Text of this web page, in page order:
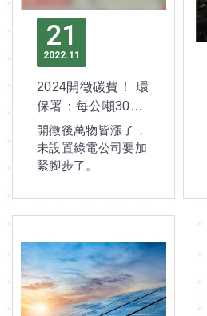
21
11
2022
2024開徵碳費！ 環
保署：每公噸300
元 業者反彈
開徵後萬物皆漲了，
未設置綠電公司要加
緊腳步了。